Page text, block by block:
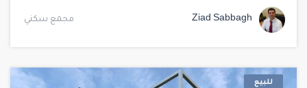
Ziad Sabbagh مجمع سكني
للبيع